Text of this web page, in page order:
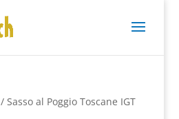
/ Sasso al Poggio Toscane IGT